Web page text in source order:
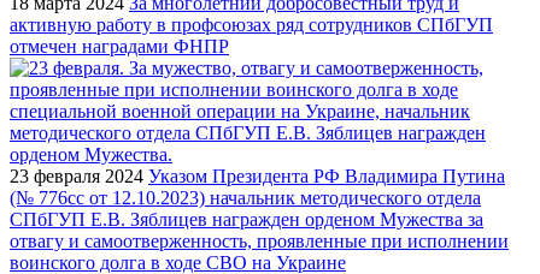
активную работу в профсоюзах ряд сотрудников СПбГУП
отмечен наградами ФНПР
23 февраля 2024 Указом Президента РФ Владимира Путина
(№ 776сс от 12.10.2023) начальник методического отдела
СПбГУП Е.В. Зяблицев награжден орденом Мужества за
отвагу и самоотверженность, проявленные при исполнении
воинского долга в ходе СВО на Украине